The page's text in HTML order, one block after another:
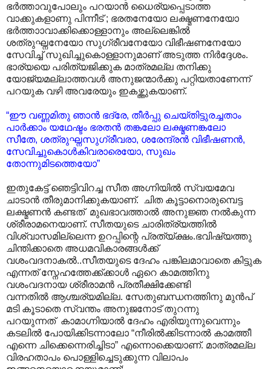
ഭർത്താവുപോലും പറയാൻ ധൈര്യപ്പെടാത്ത
വാക്കുകളാണു പിന്നീട് ; ഭരതനേയോ ലക്ഷ്മണനേയോ
ഭർത്താ‍ാവാക്കിക്കൊള്ളാനും അല്ലെങ്കിൽ
ശത്രുഘ്നനേയോ സുഗ്രീവനേയോ വിഭീഷണനേയോ
സേവിച്ച് സുഖിച്ചുകൊള്ളാനുമാണ് അടുത്ത നിർദ്ദേശം.
ഭാര്യയെ പരിത്യജിക്കുക മാത്രമല്ല തനിക്കു
യോജ്യമല്ലാത്തവൾ അനുജന്മാർക്കു പറ്റിയതാണേന്ന്
പറയുക വഴി അവരേയും ഇകഴ്ത്തുകയാണ്.
“ഈ വണ്ണമിതു ഞാൻ ഭദ്രേ, തീർപ്പു ചെയ്തിട്ടുരച്ചതാം
പാർക്കാം യഥേഷ്ടം ഭരതൻ തങ്കലോ ലക്ഷ്മണങ്കലോ
സീതേ, ശത്രുഘ്നസുഗ്രീവരാ, ശരേന്ദ്രൻ വിഭീഷണൻ,
സേവിച്ചുകൊൾകിവരാരെയോ, സുഖം
തോന്നുമിടത്തെയോ”
ഇതുകേട്ട് ഞെട്ടിവിറച്ച സീത അഗ്നിയിൽ സ്വയമേവ
ചാടാൻ തീരുമാനിക്കുകയാണ്. ചിത കൂട്ടാനൊരുമ്പെട്ട
ലക്ഷ്മണൻ കണ്ടത് മുഖഭാവത്താൽ അനുജ്ഞ നൽകുന്ന
ശ്രീരാമനെയാണ്. സീതയുടെ ചാരിത്ര്യത്തിൽ
വിശ്വാസമില്ലെന്ന ഉറപ്പിന്റെ പ്രത്യ്ക്ഷം.ഭവിഷ്യത്തു
ചിന്തിക്കാതെ അധമവികാരങ്ങൾക്ക്
വശംവദനാകൽ..സീതയുടെ ദേഹം പങ്കിലമാവാതെ കിട്ടുക
എന്നത് സ്നേഹത്തേക്ക്ക്കാൾ ഏറെ കാമത്തിനു
വശംവദനായ ശ്രീരാമൻ പ്രതീക്ഷിക്കേണ്ടി
വന്നതിൽ ആശ്ചര്യമില്ല. സേതുബന്ധനത്തിനു മുൻപ്
മടി കൂടാതെ സ്വന്തം അനുജനോട് തുറന്നു
പറയുന്നത് കാമാഗ്നിയാൽ ദേഹം എരിയുന്നുവെന്നും
കടലിൽ പോയിക്കിടന്നാലോ “നീരിൽക്കിടന്നാൽ കാമത്തീ
എന്നെ ചിക്കെന്നെരിച്ചിടാ” എന്നൊക്കെയാണ്. മാത്രമല്ല
വിരഹതാപം പൊള്ളിച്ചെടുക്കുന്ന വിലാപം